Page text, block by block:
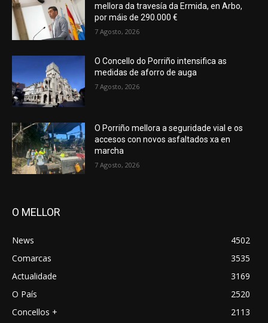
mellora da travesía da Ermida, en Arbo,
por máis de 290.000 €
7 Agosto, 2026
O Concello do Porriño intensifica as
medidas de aforro de auga
7 Agosto, 2026
O Porriño mellora a seguridade vial e os
accesos con novos asfaltados xa en
marcha
7 Agosto, 2026
O MELLOR
News
4502
Comarcas
3535
Actualidade
3169
O País
2520
Concellos +
2113